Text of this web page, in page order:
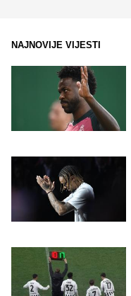
NAJNOVIJE VIJESTI